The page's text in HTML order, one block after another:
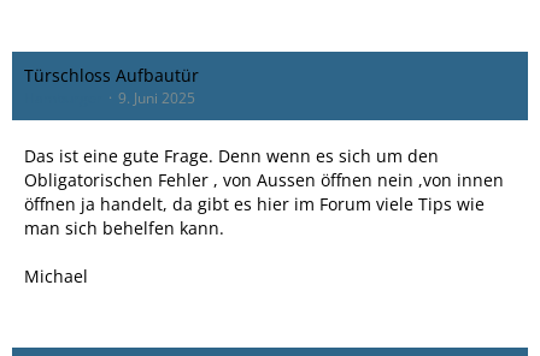
Türschloss Aufbautür
9. Juni 2025
Das ist eine gute Frage. Denn wenn es sich um den
Obligatorischen Fehler , von Aussen öffnen nein ,von innen
öffnen ja handelt, da gibt es hier im Forum viele Tips wie
man sich behelfen kann.
Michael